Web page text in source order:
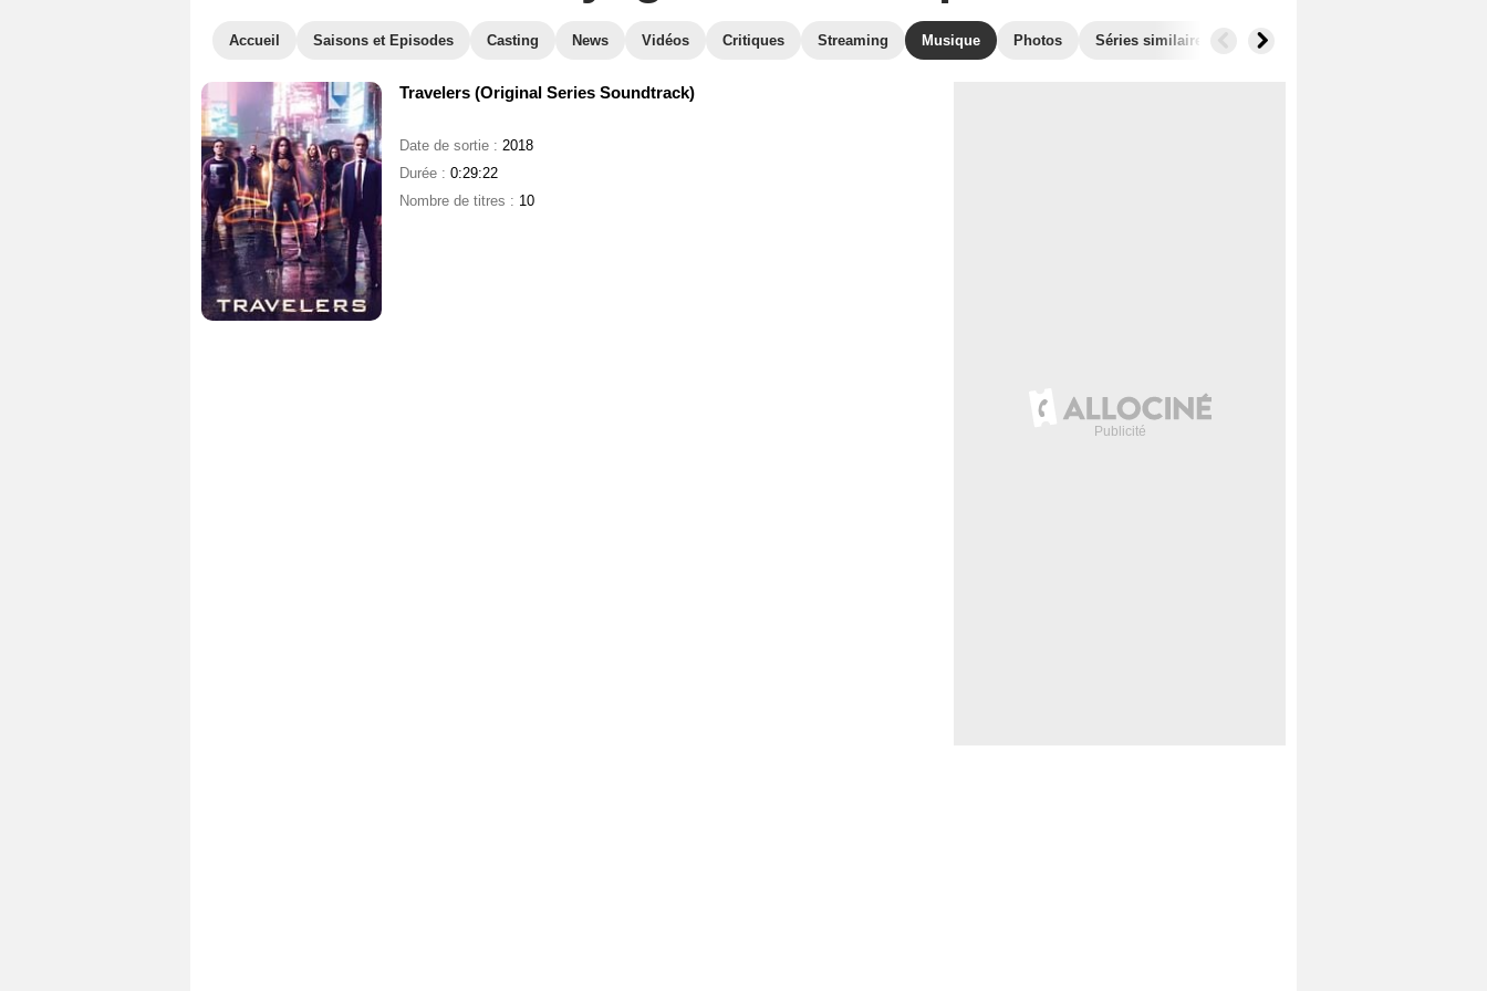
Accueil Saisons et Episodes Casting News Vidéos Critiques Streaming Musique Photos Séries similaires
Travelers (Original Series Soundtrack)
Date de sortie : 2018
Durée : 0:29:22
Nombre de titres : 10